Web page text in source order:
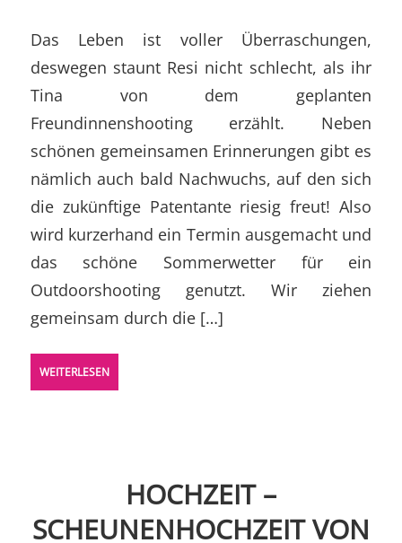
Das Leben ist voller Überraschungen,
deswegen staunt Resi nicht schlecht, als ihr
Tina von dem geplanten
Freundinnenshooting erzählt. Neben
schönen gemeinsamen Erinnerungen gibt es
nämlich auch bald Nachwuchs, auf den sich
die zukünftige Patentante riesig freut! Also
wird kurzerhand ein Termin ausgemacht und
das schöne Sommerwetter für ein
Outdoorshooting genutzt. Wir ziehen
gemeinsam durch die […]
WEITERLESEN
HOCHZEIT –
SCHEUNENHOCHZEIT VON